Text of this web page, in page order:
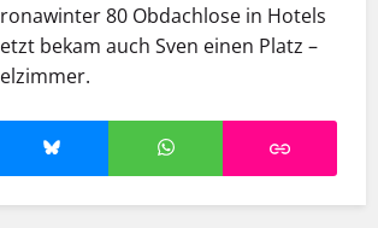
80 Obdachlose in Hotels
bekam auch Sven einen Platz –